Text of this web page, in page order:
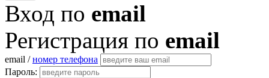
Вход по email
Регистрация по email
email /номер телефона
Пароль: